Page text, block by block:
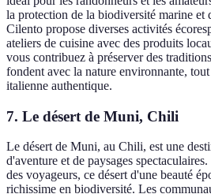
la protection de la biodiversité marine et
Cilento propose diverses activités
ateliers de cuisine avec des produits
vous contribuez à préserver des
fondent avec la nature environnante,
italienne authentique.
7. Le désert de Muni, Chili
Le désert de Muni, au Chili, est une
d'aventure et de paysages
des voyageurs, ce désert d'une beauté
richissime en biodiversité. Les